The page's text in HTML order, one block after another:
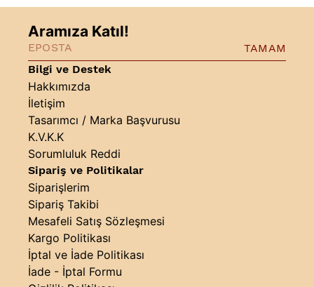
Bilgi ve Destek
Hakkımızda
İletişim
Tasarımcı / Marka Başvurusu
K.V.K.K
Sorumluluk Reddi
Sipariş ve Politikalar
Siparişlerim
Sipariş Takibi
Mesafeli Satış Sözleşmesi
Kargo Politikası
İptal ve İade Politikası
İade - İptal Formu
Aramıza Katıl!
TAMAM